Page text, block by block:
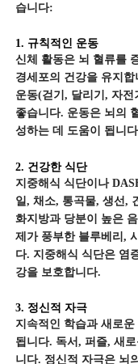
습니다:
1. 규칙적인 운동
신체 활동은 뇌 혈류를
경세포의 건강을 유지
운동(걷기, 달리기, 자전
좋습니다. 운동은 뇌의
성하는 데 도움이 됩니
2. 건강한 식단
지중해식 식단이나
일, 채소, 통곡물, 생선,
화지방과 당분이 높은
제가 풍부한 블루베리,
다. 지중해식 식단은 염
강을 보호합니다.
3. 정신적 자극
지속적인 학습과 새로
됩니다. 독서, 퍼즐, 새
니다. 정신적 자극은 뇌